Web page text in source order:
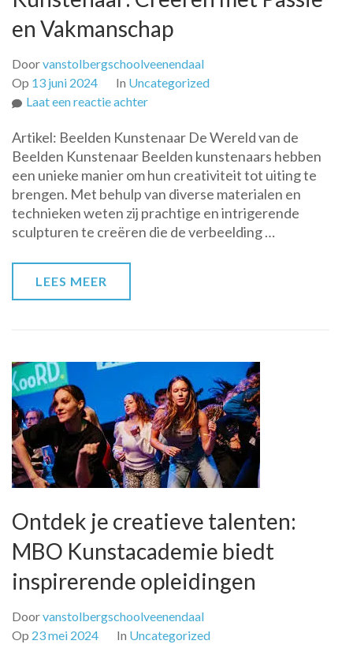
en Vakmanschap
Doorvanstolbergschoolveenendaal
Op 13 juni 2024 In Uncategorized
Laat een reactie achterop
Magie
van
de
Beelden
Kunstenaar:
Creëren
Artikel: Beelden Kunstenaar De Wereld van de
Beelden Kunstenaar Beelden kunstenaars hebben
een unieke manier om hun creativiteit tot uiting te
brengen. Met behulp van diverse materialen en
technieken weten zij prachtige en intrigerende
sculpturen te creëren die de verbeelding …
LEES MEER
Ontdek je creatieve talenten:
MBO Kunstacademie biedt
inspirerende opleidingen
Doorvanstolbergschoolveenendaal
Op 23 mei 2024 In Uncategorized